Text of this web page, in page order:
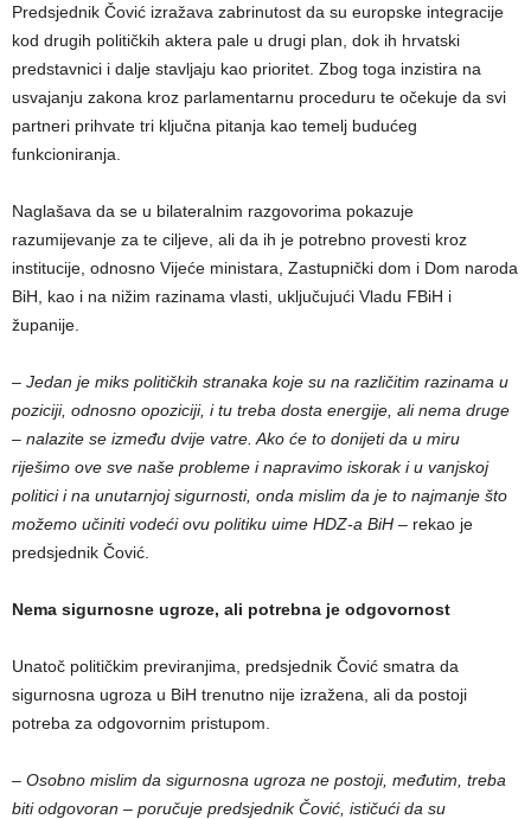
Predsjednik Čović izražava zabrinutost da su europske integracije
kod drugih političkih aktera pale u drugi plan, dok ih hrvatski
predstavnici i dalje stavljaju kao prioritet. Zbog toga inzistira na
usvajanju zakona kroz parlamentarnu proceduru te očekuje da svi
partneri prihvate tri ključna pitanja kao temelj budućeg
funkcioniranja.
Naglašava da se u bilateralnim razgovorima pokazuje
razumijevanje za te ciljeve, ali da ih je potrebno provesti kroz
institucije, odnosno Vijeće ministara, Zastupnički dom i Dom naroda
BiH, kao i na nižim razinama vlasti, uključujući Vladu FBiH i
županije.
– Jedan je miks političkih stranaka koje su na različitim razinama u
poziciji, odnosno opoziciji, i tu treba dosta energije, ali nema druge
– nalazite se između dvije vatre. Ako će to donijeti da u miru
riješimo ove sve naše probleme i napravimo iskorak i u vanjskoj
politici i na unutarnjoj sigurnosti, onda mislim da je to najmanje što
možemo učiniti vodeći ovu politiku uime HDZ-a BiH – rekao je
predsjednik Čović.
Nema sigurnosne ugroze, ali potrebna je odgovornost
Unatoč političkim previranjima, predsjednik Čović smatra da
sigurnosna ugroza u BiH trenutno nije izražena, ali da postoji
potreba za odgovornim pristupom.
– Osobno mislim da sigurnosna ugroza ne postoji, međutim, treba
biti odgovoran – poručuje predsjednik Čović, ističući da su